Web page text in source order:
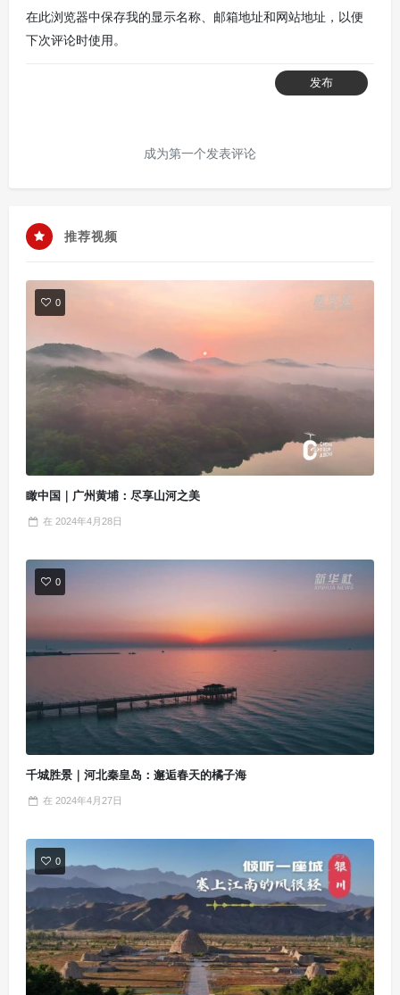
在此浏览器中保存我的显示名称、邮箱地址和网站地址，以便
下次评论时使用。
发布
成为第一个发表评论
推荐视频
0
瞰中国｜广州黄埔：尽享山河之美
在 2024年4月28日
0
千城胜景｜河北秦皇岛：邂逅春天的橘子海
在 2024年4月27日
0